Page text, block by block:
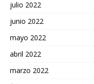
julio 2022
junio 2022
mayo 2022
abril 2022
marzo 2022